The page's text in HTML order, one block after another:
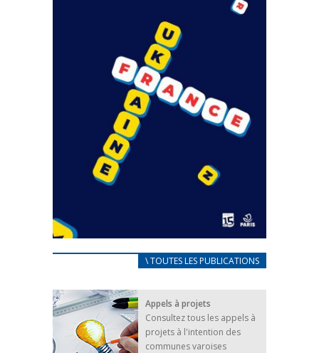
CARNET D’ACCUEIL
25 avril 2022
Afin d’accompagner au mieux les réfugiés
ukrainiens arrivés en France,...
FEUILLETER
\ TOUTES LES PUBLICATIONS
Appels à projets
Consultez tous les appels à
projets à l'intention des
communes varoises